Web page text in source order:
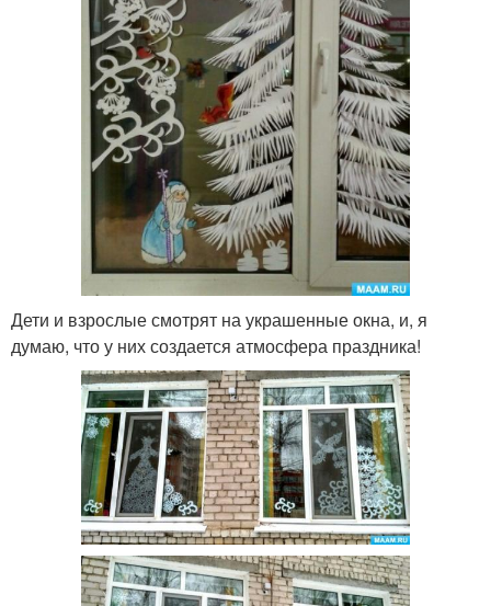
Дети и взрослые смотрят на украшенные окна, и, я
думаю, что у них создается атмосфера праздника!